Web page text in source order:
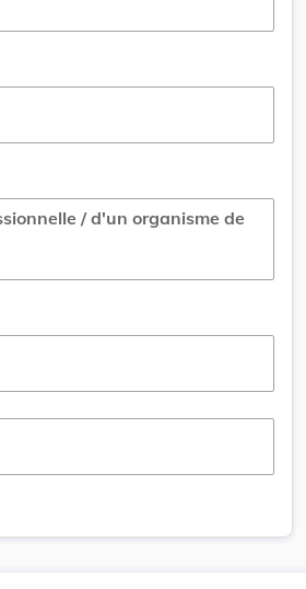
/ d'un organisme de